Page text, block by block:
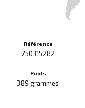
Référence
250315282
Poids
389 grammes